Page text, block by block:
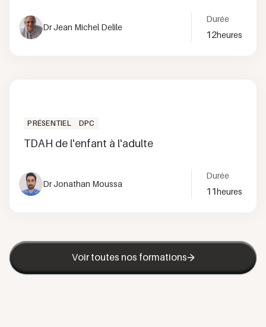
Dr Jean Michel Delile
Durée
12heures
PRÉSENTIEL DPC
TDAH de l'enfant à l'adulte
Dr Jonathan Moussa
Durée
11heures
Voir toutes nos formations